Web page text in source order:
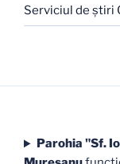
Serviciul de ştiri
Parohia "Sf.